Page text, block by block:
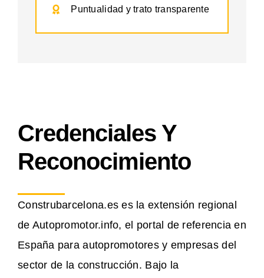
Puntualidad y trato transparente
Credenciales Y
Reconocimiento
Construbarcelona.es es la extensión regional
de Autopromotor.info, el portal de referencia en
España para autopromotores y empresas del
sector de la construcción. Bajo la